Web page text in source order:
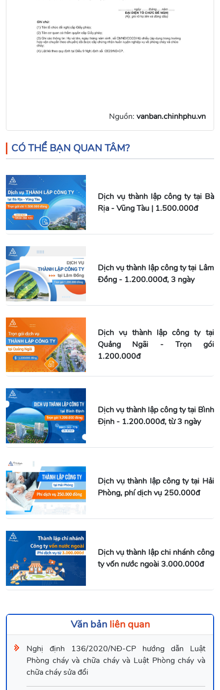
Nguồn: vanban.chinhphu.vn
CÓ THỂ BẠN QUAN TÂM?
Dịch vụ thành lập công ty tại Bà
Rịa - Vũng Tàu | 1.500.000đ
Dịch vụ thành lập công ty tại Lâm
Đồng - 1.200.000đ, 3 ngày
Dịch vụ thành lập công ty tại
Quảng Ngãi - Trọn gói
1.200.000đ
Dịch vụ thành lập công ty tại Bình
Định - 1.200.000đ, từ 3 ngày
Dịch vụ thành lập công ty tại Hải
Phòng, phí dịch vụ 250.000đ
Dịch vụ thành lập chi nhánh công
ty vốn nước ngoài 3.000.000đ
Văn bảnliên quan
Nghị định 136/2020/NĐ-CP hướng dẫn Luật
Phòng cháy và chữa cháy và Luật Phòng cháy và
chữa cháy sửa đổi